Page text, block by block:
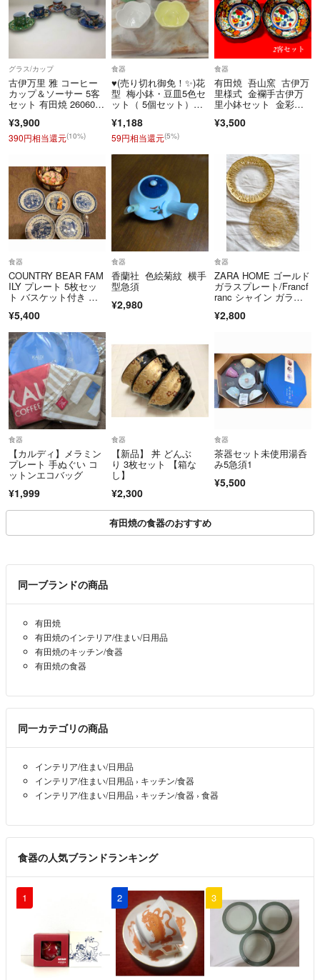
グラス/カップ
古伊万里 雅 コーヒー
カップ＆ソーサー 5客
セット 有田焼 260605-
¥3,900
390円相当還元(10%)
食器
♥️(売り切れ御免！✨)花
型 梅小鉢・豆皿5色セ
ット（ 5個セット）昭
¥1,188
59円相当還元(5%)
食器
有田焼 吾山窯 古伊万
里様式 金襴手古伊万
里小鉢セット 金彩花
¥3,500
食器
COUNTRY BEAR FAM
ILY プレート 5枚セッ
ト バスケット付き カ
グッツカントリーベア
ファミリー
¥5,400
食器
香蘭社 色絵菊紋 横手
型急須
¥2,980
食器
ZARA HOME ゴールド
ガラスプレート/Francf
ranc シャイン ガラス
¥2,800
食器
【カルディ】メラミン
プレート 手ぬぐい コ
ットンエコバッグ
¥1,999
食器
【新品】 丼 どんぶ
り 3枚セット 【箱な
し】
¥2,300
食器
茶器セット未使用湯呑
み5急須1
¥5,500
有田焼の食器のおすすめ
同一ブランドの商品
有田焼
有田焼のインテリア/住まい/日用品
有田焼のキッチン/食器
有田焼の食器
同一カテゴリの商品
インテリア/住まい/日用品
インテリア/住まい/日用品 › キッチン/食器
インテリア/住まい/日用品 › キッチン/食器 › 食器
食器の人気ブランドランキング
1 2 3